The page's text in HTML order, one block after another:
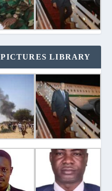
PICTURES LIBRARY